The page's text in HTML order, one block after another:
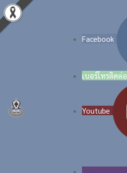
Facebook
เบอร์โทรติดต่อ
Youtube